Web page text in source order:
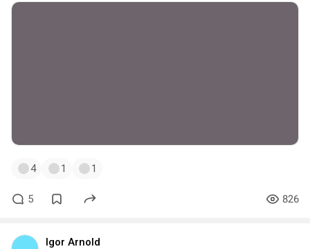
4 1 1
5 826
Igor Arnold